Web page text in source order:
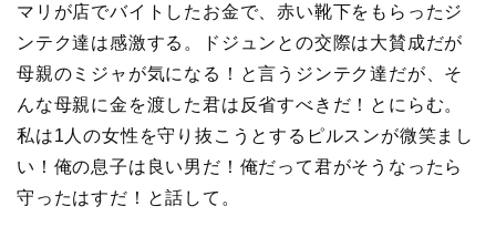
マリが店でバイトしたお金で、赤い靴下をもらったジ
ンテク達は感激する。ドジュンとの交際は大賛成だが
母親のミジャが気になる！と言うジンテク達だが、そ
んな母親に金を渡した君は反省すべきだ！とにらむ。
私は1人の女性を守り抜こうとするピルスンが微笑まし
い！俺の息子は良い男だ！俺だって君がそうなったら
守ったはすだ！と話して。